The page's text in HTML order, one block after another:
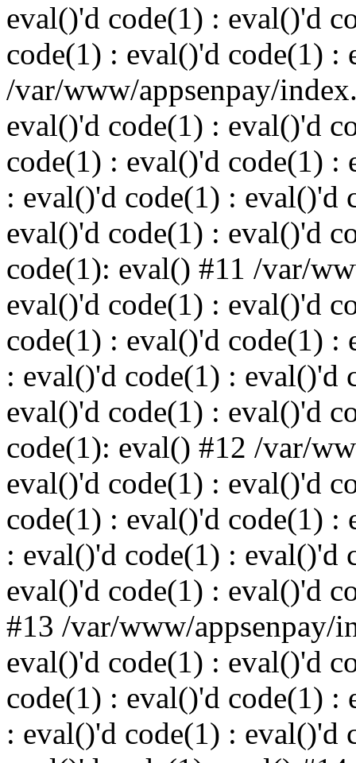
eval()'d code(1) : eval()'d
code(1) : eval()'d code(1) :
/var/www/appsenpay/
eval()'d code(1) : eval()'d
code(1) : eval()'d code(1) :
: eval()'d code(1) : eval()'d
eval()'d code(1) : eval()'d
code(1): eval() #11 /var/
eval()'d code(1) : eval()'d
code(1) : eval()'d code(1) :
: eval()'d code(1) : eval()'d
eval()'d code(1) : eval()'d
code(1): eval() #12 /var/
eval()'d code(1) : eval()'d
code(1) : eval()'d code(1) :
: eval()'d code(1) : eval()'d
eval()'d code(1) : eval()'d
#13 /var/www/appsenpay/
eval()'d code(1) : eval()'d
code(1) : eval()'d code(1) :
: eval()'d code(1) : eval()'d